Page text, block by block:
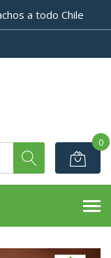
a todo Chile
0